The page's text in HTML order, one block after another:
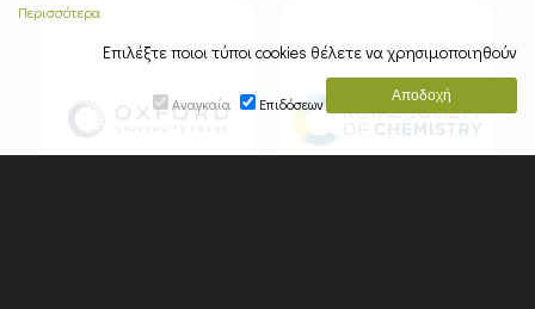
Περισσότερα
Επιλέξτε ποιοι τύποι cookies θέλετε να χρησιμοποιηθούν
Αναγκαία Επιδόσεων